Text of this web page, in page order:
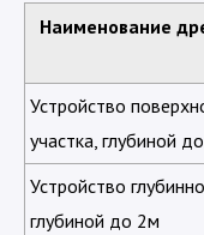
Наименование
Устройство
участка, глубиной
Устройство
глубиной до 2м